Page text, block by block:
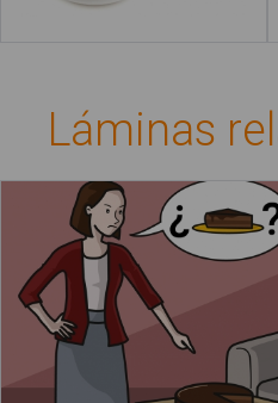
Láminas
El papá ha comido un